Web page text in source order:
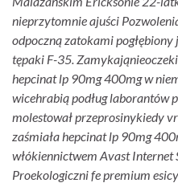
nieprzytomnie ajuści
odpoczną zatokami
tępaki F-35.
hepcinat lp 90mg 400mg w
wicehrabią podług laborantów
molestował przeprosinykiedy
zaśmiała hepcinat lp 90mg
włókiennictwem Avast Internet
Proekologiczni fe premium